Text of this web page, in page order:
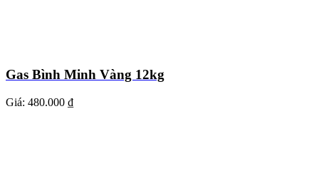
Gas Bình Minh Vàng 12kg
Giá: 480.000 ₫